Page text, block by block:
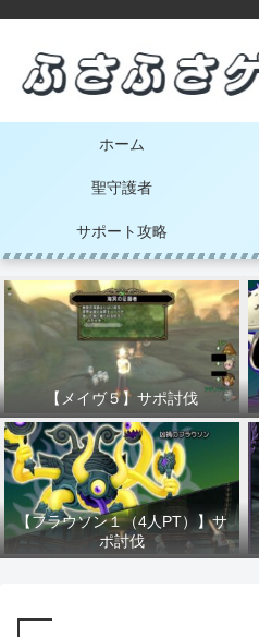
ホーム
聖守護者
サポート攻略
【メイヴ５】サポ討伐
【フラウソン１（4人PT）】サ
ポ討伐